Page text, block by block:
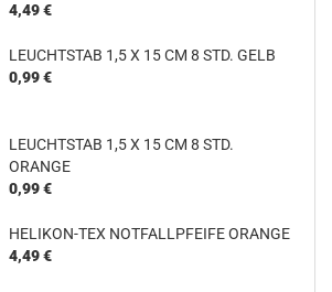
4,49 €
LEUCHTSTAB 1,5 X 15 CM 8 STD. GELB
0,99 €
LEUCHTSTAB 1,5 X 15 CM 8 STD.
ORANGE
0,99 €
HELIKON-TEX NOTFALLPFEIFE ORANGE
4,49 €